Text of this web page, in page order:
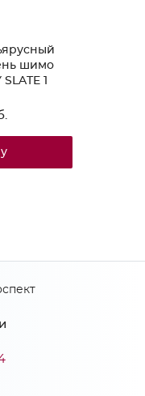
шимо
1